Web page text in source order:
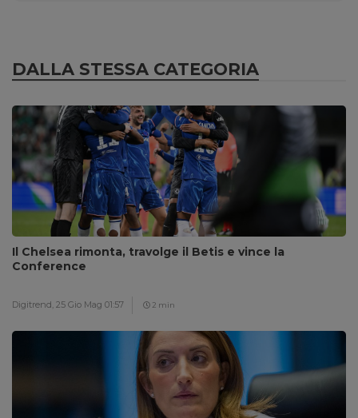
DALLA STESSA CATEGORIA
Il Chelsea rimonta, travolge il Betis e vince la
Conference
Digitrend, 25 Gio Mag 01:57 2 min